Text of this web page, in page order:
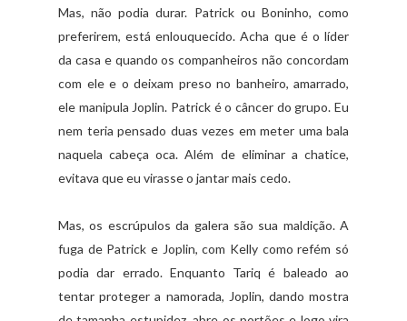
Mas, não podia durar. Patrick ou Boninho, como
preferirem, está enlouquecido. Acha que é o líder
da casa e quando os companheiros não concordam
com ele e o deixam preso no banheiro, amarrado,
ele manipula Joplin. Patrick é o câncer do grupo. Eu
nem teria pensado duas vezes em meter uma bala
naquela cabeça oca. Além de eliminar a chatice,
evitava que eu virasse o jantar mais cedo.
Mas, os escrúpulos da galera são sua maldição. A
fuga de Patrick e Joplin, com Kelly como refém só
podia dar errado. Enquanto Tariq é baleado ao
tentar proteger a namorada, Joplin, dando mostra